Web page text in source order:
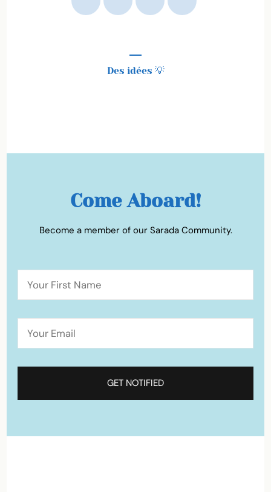
Des idées 💡
Idées de voyages
50 idées de destinations en France
Come Aboard!
Become a member of our Sarada Community.